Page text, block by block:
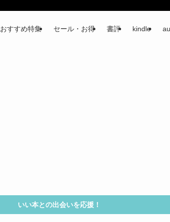
おすすめ特集 セール・お得 書評 kindle
いい本との出会いを応援！